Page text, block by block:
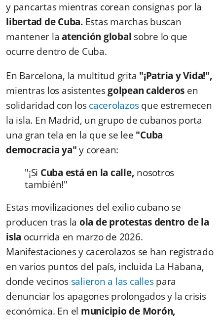
y pancartas mientras corean consignas por la
libertad de Cuba.Estas marchas buscan
mantener la atención global sobre lo que
ocurre dentro de Cuba.
En Barcelona, la multitud grita "¡Patria y Vida!",
mientras los asistentesgolpean calderos en
solidaridad con loscacerolazosque estremecen
la isla. En Madrid, un grupo de cubanos porta
una gran tela en la que se lee "Cuba
democracia ya"y corean:
"¡Si Cuba está en la calle, nosotros
también!"
Estas movilizaciones del exilio cubano se
producen tras la ola de protestas dentro de la
isla ocurrida en marzo de 2026.
Manifestaciones y cacerolazos se han registrado
en varios puntos del país, incluida La Habana,
donde vecinos salieron a las callespara
denunciar los apagones prolongados y la crisis
económica. En el municipio de Morón,